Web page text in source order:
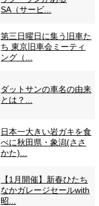
SA（サービ...
第三日曜日に集う旧車た
ち 東京旧車会ミーティ
ング（...
ダットサンの車名の由来
とは？...
日本一大きい岩ガキを食
べに秋田県・象潟(ささ
かた)...
【1月開催】新春ひたち
なかガレージセールwith
昭...